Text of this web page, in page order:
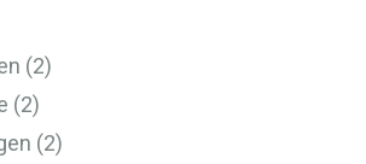
(2)
(2)
(2)